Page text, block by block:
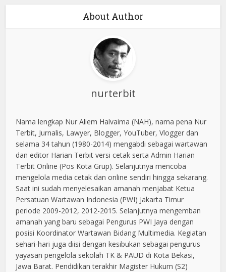
About Author
nurterbit
Nama lengkap Nur Aliem Halvaima (NAH), nama pena Nur
Terbit, Jurnalis, Lawyer, Blogger, YouTuber, Vlogger dan
selama 34 tahun (1980-2014) mengabdi sebagai wartawan
dan editor Harian Terbit versi cetak serta Admin Harian
Terbit Online (Pos Kota Grup). Selanjutnya mencoba
mengelola media cetak dan online sendiri hingga sekarang.
Saat ini sudah menyelesaikan amanah menjabat Ketua
Persatuan Wartawan Indonesia (PWI) Jakarta Timur
periode 2009-2012, 2012-2015. Selanjutnya mengemban
amanah yang baru sebagai Pengurus PWI Jaya dengan
posisi Koordinator Wartawan Bidang Multimedia. Kegiatan
sehari-hari juga diisi dengan kesibukan sebagai pengurus
yayasan pengelola sekolah TK & PAUD di Kota Bekasi,
Jawa Barat. Pendidikan terakhir Magister Hukum (S2)